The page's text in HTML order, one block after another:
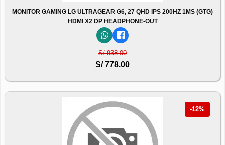
MONITOR GAMING LG ULTRAGEAR G6, 27 QHD IPS 200HZ 1MS (GTG)
HDMI X2 DP HEADPHONE-OUT
S/ 938.00
S/ 778.00
-12%